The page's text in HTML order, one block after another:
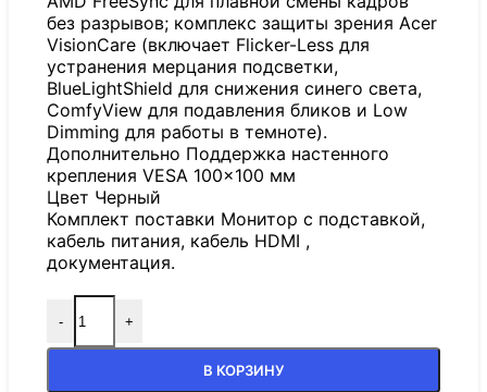
без разрывов; комплекс защиты зрения Acer
VisionCare (включает Flicker-Less для
устранения мерцания подсветки,
BlueLightShield для снижения синего света,
ComfyView для подавления бликов и Low
Dimming для работы в темноте).
Дополнительно Поддержка настенного
крепления VESA 100×100 мм
Цвет Черный
Комплект поставки Монитор с подставкой,
кабель питания, кабель HDMI ,
документация.
- +
В КОРЗИНУ